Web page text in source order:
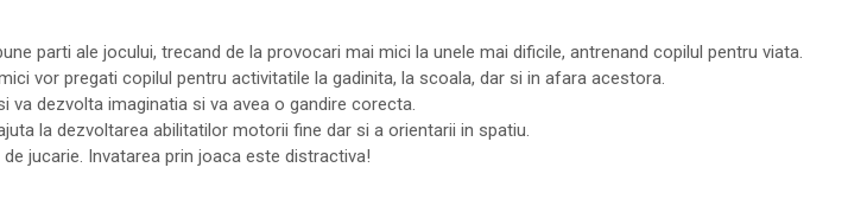
parti ale jocului, trecand de la provocari mai mici la unele mai dificile, antrenand copilul pentru viata.
vor pregati copilul pentru activitatile la gadinita, la scoala, dar si in afara acestora.
dezvolta imaginatia si va avea o gandire corecta.
la dezvoltarea abilitatilor motorii fine dar si a orientarii in spatiu.
jucarie. Invatarea prin joaca este distractiva!